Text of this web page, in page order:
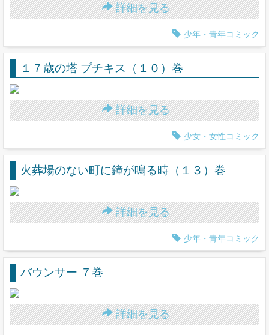
詳細を見る
少年・青年コミック
１７歳の塔 プチキス（１０）巻
詳細を見る
少女・女性コミック
火葬場のない町に鐘が鳴る時（１３）巻
詳細を見る
少年・青年コミック
バウンサー ７巻
詳細を見る